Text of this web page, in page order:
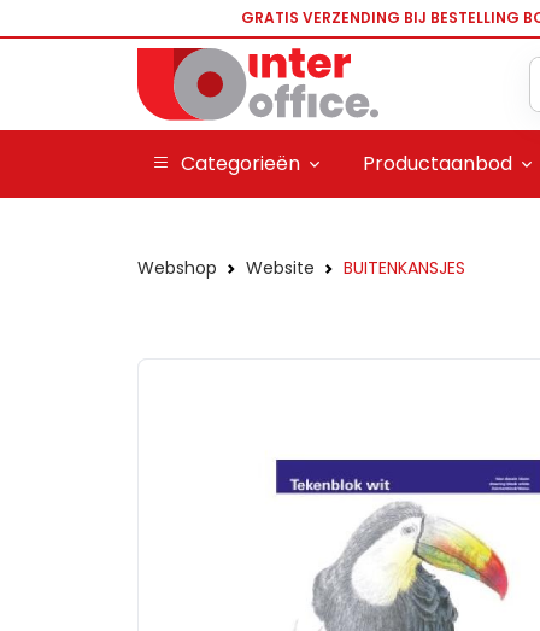
GRATIS VERZENDING BIJ BESTELLING
Categorieën Productaanbod
Webshop Website BUITENKANSJES